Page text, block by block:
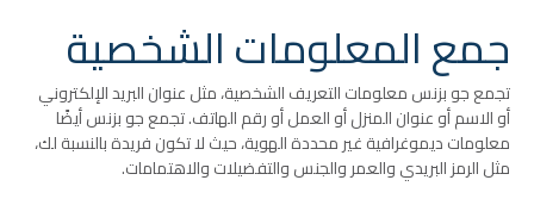
جمع المعلومات الشخصية
تجمع جو بزنس معلومات التعريف الشخصية، مثل عنوان البريد الإلكتروني
أو الاسم أو عنوان المنزل أو العمل أو رقم الهاتف. تجمع جو بزنس أيضًا
معلومات ديموغرافية غير محددة الهوية، حيث لا تكون فريدة بالنسبة لك،
مثل الرمز البريدي والعمر والجنس والتفضيلات والاهتمامات.